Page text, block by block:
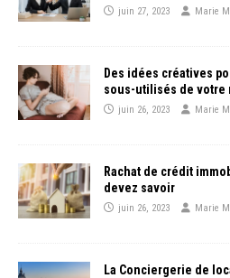
juin 27, 2023 Marie
Des idées créatives
sous-utilisés de votre
juin 26, 2023 Marie
Rachat de crédit
devez savoir
juin 26, 2023 Marie
La Conciergerie de